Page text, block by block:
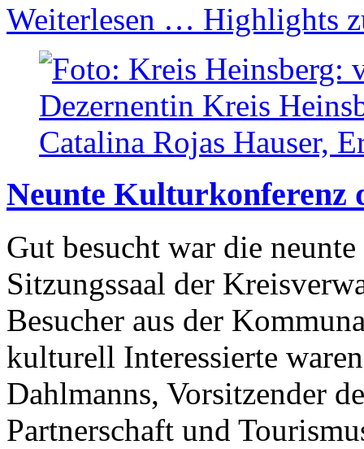
Weiterlesen … Highlights
Neunte Kulturkonferenz
Gut besucht war die
Sitzungssaal der
Besucher aus der
kulturell Interessierte
Dahlmanns, Vorsitzender
Partnerschaft und